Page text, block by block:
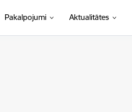
Pakalpojumi Aktualitātes